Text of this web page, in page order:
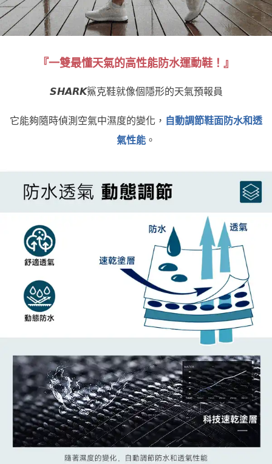
『一雙最懂天氣的高性能防水運動鞋 ！』
𝙎𝙃𝘼𝙍𝙆鯊克鞋就像個隱形的天氣預報員
它能夠隨時偵測空氣中濕度的變化， 自動調節鞋面防水和透
氣性能 。